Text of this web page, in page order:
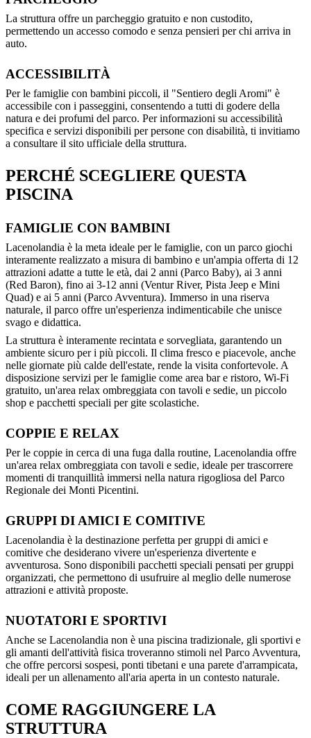
La struttura offre un parcheggio gratuito e non custodito,
permettendo un accesso comodo e senza pensieri per chi arriva in
auto.
ACCESSIBILITÀ
Per le famiglie con bambini piccoli, il "Sentiero degli Aromi" è
accessibile con i passeggini, consentendo a tutti di godere della
natura e dei profumi del parco. Per informazioni su accessibilità
specifica e servizi disponibili per persone con disabilità, ti invitiamo
a consultare il sito ufficiale della struttura.
PERCHÉ SCEGLIERE QUESTA
PISCINA
FAMIGLIE CON BAMBINI
Lacenolandia è la meta ideale per le famiglie, con un parco giochi
interamente realizzato a misura di bambino e un'ampia offerta di 12
attrazioni adatte a tutte le età, dai 2 anni (Parco Baby), ai 3 anni
(Red Baron), fino ai 3-12 anni (Ventur River, Pista Jeep e Mini
Quad) e ai 5 anni (Parco Avventura). Immerso in una riserva
naturale, il parco offre un'esperienza indimenticabile che unisce
svago e didattica.
La struttura è interamente recintata e sorvegliata, garantendo un
ambiente sicuro per i più piccoli. Il clima fresco e piacevole, anche
nelle giornate più calde dell'estate, rende la visita confortevole. A
disposizione servizi per le famiglie come area bar e ristoro, Wi-Fi
gratuito, un'area relax ombreggiata con tavoli e sedie, un piccolo
shop e pacchetti speciali per gite scolastiche.
COPPIE E RELAX
Per le coppie in cerca di una fuga dalla routine, Lacenolandia offre
un'area relax ombreggiata con tavoli e sedie, ideale per trascorrere
momenti di tranquillità immersi nella natura rigogliosa del Parco
Regionale dei Monti Picentini.
GRUPPI DI AMICI E COMITIVE
Lacenolandia è la destinazione perfetta per gruppi di amici e
comitive che desiderano vivere un'esperienza divertente e
avventurosa. Sono disponibili pacchetti speciali pensati per gruppi
organizzati, che permettono di usufruire al meglio delle numerose
attrazioni e attività proposte.
NUOTATORI E SPORTIVI
Anche se Lacenolandia non è una piscina tradizionale, gli sportivi e
gli amanti dell'attività fisica troveranno stimoli nel Parco Avventura,
che offre percorsi sospesi, ponti tibetani e una parete d'arrampicata,
ideali per un allenamento all'aria aperta in un contesto naturale.
COME RAGGIUNGERE LA
STRUTTURA